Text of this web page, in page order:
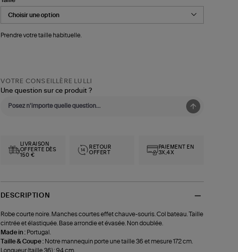
Prendre votre taille habituelle.
VOTRE CONSEILLÈRE LULLI
Une question sur ce produit ?
LIVRAISON
OFFERTE DÈS
150 €
RETOUR
OFFERT
PAIEMENT EN
3X,4X
DESCRIPTION
Robe courte noire. Manches courtes effet chauve-souris. Col bateau. Taille
cintrée et élastiquée. Base arrondie et évasée. Non doublée.
Made in : Portugal.
Taille & Coupe : Notre mannequin porte une taille 36 et mesure 172 cm.
Longueur (taille 36) : 94 cm.